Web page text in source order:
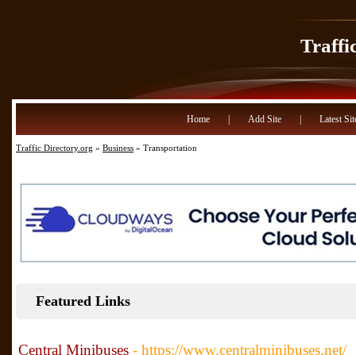
Home Add Site Latest
Traffic Directory.org » Business » Transportation
Featured Links
Central Minibuses - https://www.centralminibuses.net/